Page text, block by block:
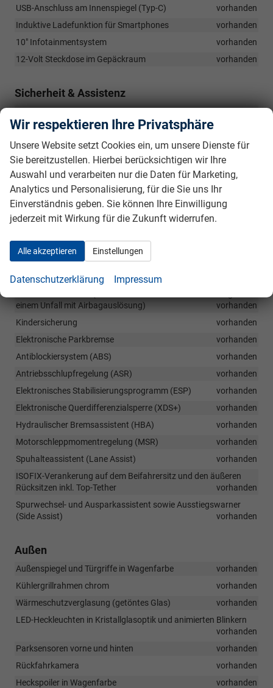
USB-Anschluss am Innenspiegel (Typ-C)
vorhanden
Induktive Ladefunktion für Smartphones
vorhanden
10" Infotainmentsystem
vorhanden
12-Volt Steckdose im Gepäckraum
vorhanden
Sicherheit & Assistenz
und Radfahrererkennung
Verkehrszeichenerkennungssystem
vorhanden
Müdigkeitserkennungssystem
vorhanden
Berganfahrassistent
vorhanden
Fahrer- und Beifahrerairbag
vorhanden
Fahrer-Knieairbag
vorhanden
Seitenairbags vorn
Zentralairbag vorne
Beifahrerairbag abschaltbar
einem Unfall mit Airbagauslösung)
vorhanden
Kindersicherung
vorhanden
Elektronische Parkbremse
vorhanden
Antiblockiersystem (ABS)
vorhanden
Antriebsschlupfregelung (ASR)
vorhanden
Elektronisches Stabilisierungsprogramm (ESP)
vorhanden
Elektronische Querdifferenzialsperre (XDS+)
vorhanden
Hydraulischer Bremsassistent (HBA)
vorhanden
Motorschleppmomentregelung (MSR)
vorhanden
Spuhalteassistent (Lane Assist)
vorhanden
ISOFIX-Verankerung auf dem Beifahrersitz und den äußeren
Rücksitzen inkl. Top-Tether
vorhanden
Spurwechsel- und Ausparkassistent sowie Ausstiegswarner
(Side Assist)
vorhanden
Außen
Außenspiegel und Türgriffe in Wagenfarbe
vorhanden
Kühlergrillrahmen chrom
vorhanden
Wärmeschutzverglasung (getöntes Glas)
vorhanden
LED-Heckleuchten in Kristallglasoptik und animierten Blinkern
vorhanden
Parksensoren vorne und hinten
vorhanden
Rückfahrkamera
vorhanden
Heckspoiler in Wagenfarbe
vorhanden
Wir respektieren Ihre Privatsphäre
Unsere Website setzt Cookies ein, um unsere Dienste für
Sie bereitzustellen. Hierbei berücksichtigen wir Ihre
Auswahl und verarbeiten nur die Daten für Marketing,
Analytics und Personalisierung, für die Sie uns Ihr
Einverständnis geben. Sie können Ihre Einwilligung
jederzeit mit Wirkung für die Zukunft widerrufen.
Alle akzeptieren Einstellungen
Datenschutzerklärung Impressum